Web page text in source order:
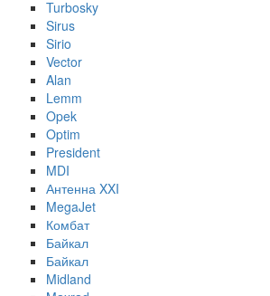
Turbosky
Sirus
Sirio
Vector
Alan
Lemm
Opek
Optim
President
MDI
Антенна XXI
MegaJet
Комбат
Байкал
Байкал
Midland